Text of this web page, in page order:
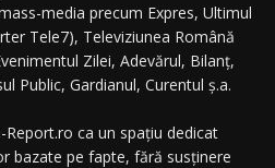
media precum Expres, Ultimul
Tele7), Televiziunea Română
Zilei, Adevărul, Bilanț,
Public, Gardianul, Curentul ș.a.
ca un spațiu dedicat
bazate pe fapte, fără susținere